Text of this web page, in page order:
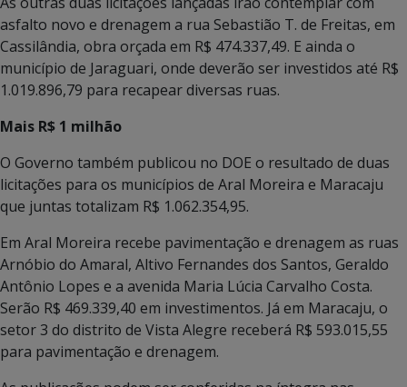
asfalto novo e drenagem a rua Sebastião T. de Freitas, em
Cassilândia, obra orçada em R$ 474.337,49. E ainda o
município de Jaraguari, onde deverão ser investidos até R$
1.019.896,79 para recapear diversas ruas.
Mais R$ 1 milhão
O Governo também publicou no DOE o resultado de duas
licitações para os municípios de Aral Moreira e Maracaju
que juntas totalizam R$ 1.062.354,95.
Em Aral Moreira recebe pavimentação e drenagem as ruas
Arnóbio do Amaral, Altivo Fernandes dos Santos, Geraldo
Antônio Lopes e a avenida Maria Lúcia Carvalho Costa.
Serão R$ 469.339,40 em investimentos. Já em Maracaju, o
setor 3 do distrito de Vista Alegre receberá R$ 593.015,55
para pavimentação e drenagem.